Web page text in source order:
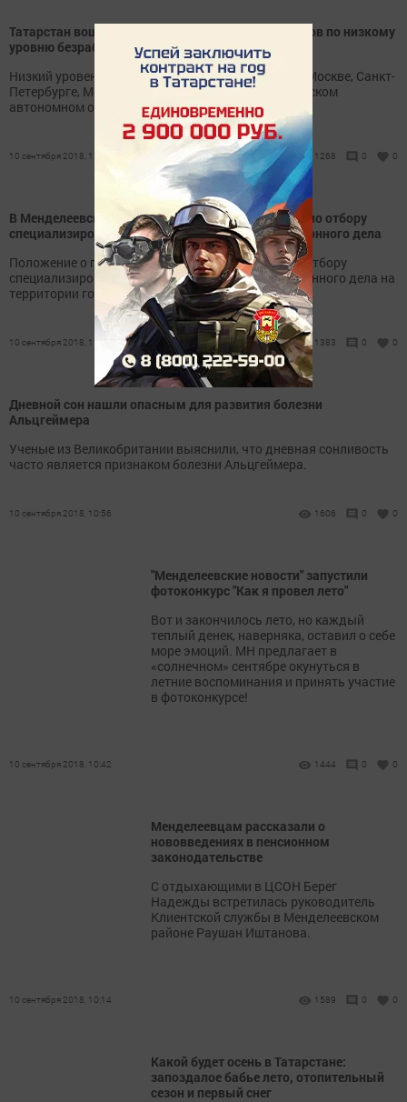
Татарстан вошел в пятерку лидеров среди регионов по низкому
уровню безработицы
Низкий уровень безработицы зарегистрирован в Москве, Санкт-
Петербурге, Московской области и Ханты-Мансийском
автономном округе.
10 сентября 2018, 12:54 1268 0 0
В Менделеевске объявляется открытый конкурс по отбору
специализированной службы по вопросам похоронного дела
Положение о проведении открытого конкурса по отбору
специализированной службы по вопросам похоронного дела на
территории города Менделеевск
10 сентября 2018, 11:16 1383 0 0
Дневной сон нашли опасным для развития болезни
Альцгеймера
Ученые из Великобритании выяснили, что дневная сонливость
часто является признаком болезни Альцгеймера.
10 сентября 2018, 10:56 1606 0 0
"Менделеевские новости" запустили
фотоконкурс "Как я провел лето"
Вот и закончилось лето, но каждый
теплый денек, наверняка, оставил о себе
море эмоций. МН предлагает в
«солнечном» сентябре окунуться в
летние воспоминания и принять участие
в фотоконкурсе!
10 сентября 2018, 10:42 1444 0 0
Менделеевцам рассказали о
нововведениях в пенсионном
законодательстве
С отдыхающими в ЦСОН Берег
Надежды встретилась руководитель
Клиентской службы в Менделеевском
районе Раушан Иштанова.
10 сентября 2018, 10:14 1589 0 0
Какой будет осень в Татарстане:
запоздалое бабье лето, отопительный
сезон и первый снег